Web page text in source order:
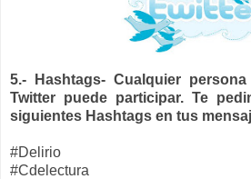
5.- Hashtags- Cualquier
Twitter puede participar. Te
siguientes Hashtags en tus
#Delirio
#Cdelectura